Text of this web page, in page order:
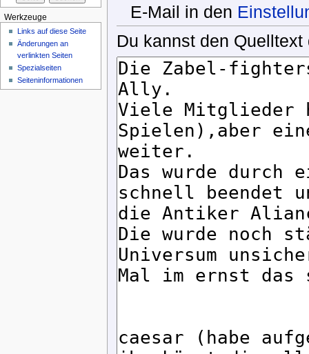
E-Mail in den
Du kannst den
Werkzeuge
Links auf diese Seite
Änderungen an
verlinkten Seiten
Spezialseiten
Seiteninformationen